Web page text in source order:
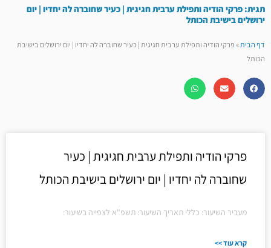
תגית: פרקי הודיה ותפילת ערבית חגיגית | כעיר שחוברה לה יחדיו | יום
ירושלים בישיבת הכותל
דף הבית»פרקי הודיה ותפילת ערבית חגיגית | כעיר שחוברה לה יחדיו | יום ירושלים בישיבת
הכותל
פרקי הודיה ותפילת ערבית חגיגית | כעיר
שחוברה לה יחדיו | יום ירושלים בישיבת הכותל
מעביר השיעור: כללי תאריך השיעור: תשפ"א לצפייה בשיעור:
קרא עוד >>